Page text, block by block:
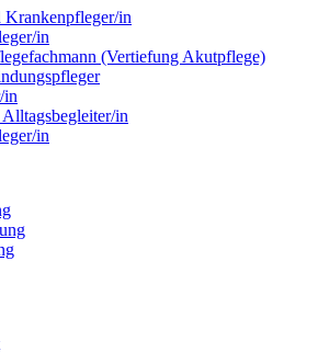
Krankenpfleger/in
in
(Vertiefung Akutpflege)
in
in
in